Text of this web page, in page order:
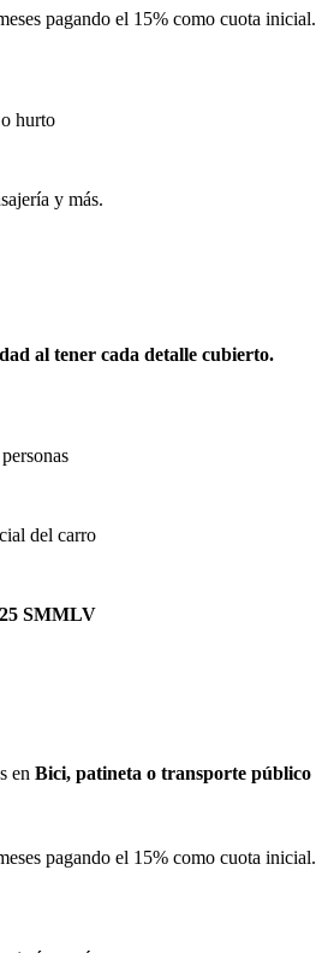
pagando el 15% como cuota inicial.
hurto
y más.
al tener cada detalle cubierto.
del carro
SMMLV
en Bici, patineta o transporte público
pagando el 15% como cuota inicial.